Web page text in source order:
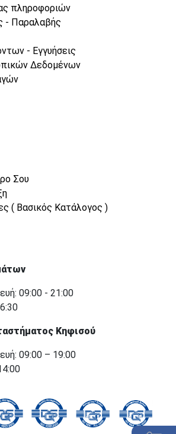
πληροφοριών
- Παραλαβής
- Εγγυήσεις
Δεδομένων
Σου
( Βασικός Κατάλογος )
09:00 - 21:00
Κηφισού
09:00 – 19:00